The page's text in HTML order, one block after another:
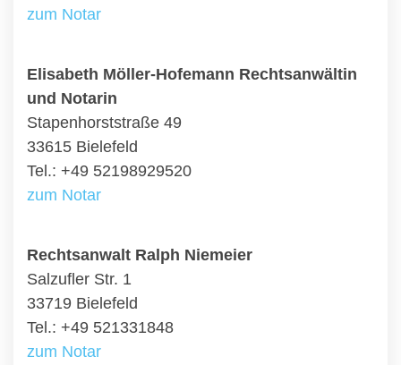
zum Notar
Elisabeth Möller-Hofemann Rechtsanwältin
und Notarin
Stapenhorststraße 49
33615 Bielefeld
Tel.: +49 52198929520
zum Notar
Rechtsanwalt Ralph Niemeier
Salzufler Str. 1
33719 Bielefeld
Tel.: +49 521331848
zum Notar